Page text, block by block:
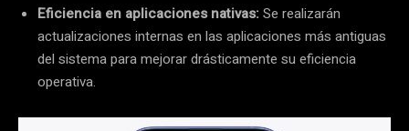
Eficiencia en aplicaciones nativas:Se realizarán
actualizaciones internas en las aplicaciones más antiguas
del sistema para mejorar drásticamente su eficiencia
operativa.